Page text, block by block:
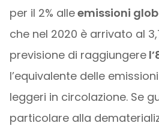
per il 2% alleemissioni
che nel 2020 è arrivato al
previsione di raggiungere
l’equivalente delle
leggeri in circolazione. Se
particolare alla